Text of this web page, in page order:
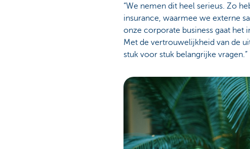
“We nemen dit heel serieus. Zo
insurance, waarmee we externe
onze corporate business gaat het
Met de vertrouwelijkheid van de
stuk voor stuk belangrijke vragen.”